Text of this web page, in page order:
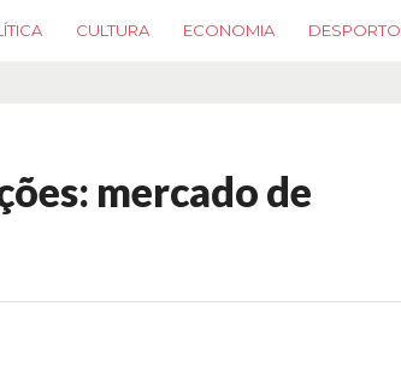
CULTURA ECONOMIA DESPORTO
mercado de